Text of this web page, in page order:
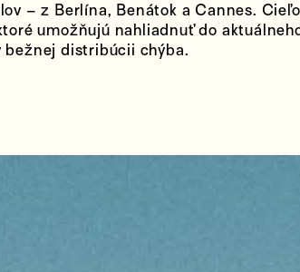
– z Berlína, Benátok a Cannes.
umožňujú nahliadnuť do
bežnej distribúcii chýba.